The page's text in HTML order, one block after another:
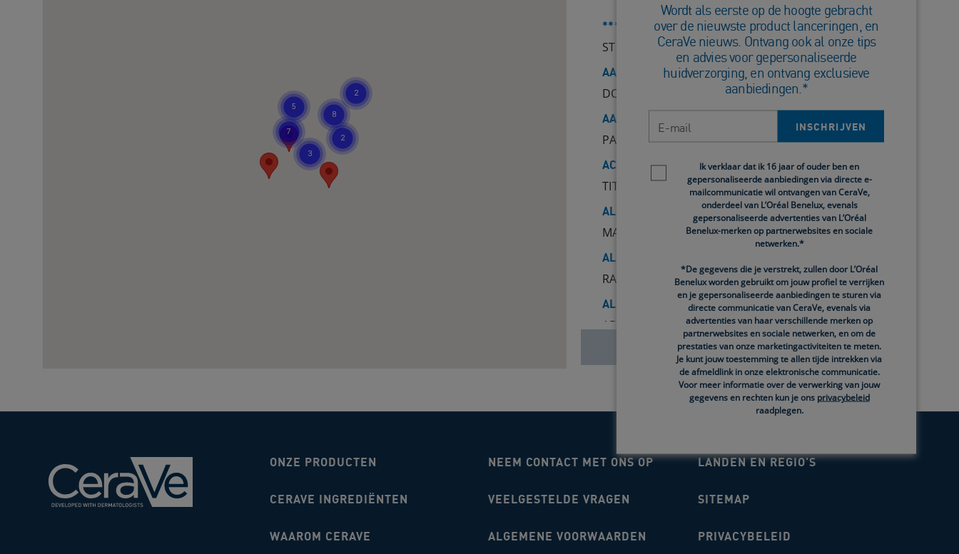
***REYNAERT NOBEL APOTHEEK
STEENSTRAAT 7, Hulst, 4561 AR, NL
AA-LANDEN, APOTHEEK
DOBBE 63, ZWOLLE, 8032 JX, NL
AAN ZEE, APOTHEEK
PARALLELBOULEVARD 214 A, Noordwijk, 2202 HT, NL
ACACIA APOTHEEK
TITUS BRANDSMAHOF 2, Almelo, 7606 SB, NL
ALBERS APOTHEEK
MARKT 35, den bosch, 5211 JW, NL
ALPHEGA ABCOUDE APOTHEEK
RAADHUISPLEIN 6, ABCOUDE, 1391 CV, NL
ALPHEGA ADMIRAAL APOTHEEK
ADMIRAALSPLEIN 15, Dordrecht, 3317 BA, NL
ALPHEGA APOTHEEK BEURSPLEIN
BEURSPLEIN 9, Dronten, 8253 EA, NL
ALPHEGA APOTHEEK BIDDINGHUIZEN
CULTUURSINGEL 2, Biddinghuizen, 8256 AM, NL
OUVERTURE 97, EINDHOVEN, 5629 PS, NL
ALPHEGA APOTHEEK DE SCHANS
1 of 38 NEXT
Wordt als eerste op de hoogte gebracht
over de nieuwste product lanceringen, en
CeraVe nieuws. Ontvang ook al onze tips
en advies voor gepersonaliseerde
huidverzorging, en ontvang exclusieve
aanbiedingen.*
INSCHRIJVEN
Newsletter policyIk verklaar dat ik 16 jaar of ouder ben en
gepersonaliseerde aanbiedingen via directe e-
mailcommunicatie wil ontvangen van CeraVe,
onderdeel van L’Oréal Benelux, evenals
gepersonaliseerde advertenties van L’Oréal
Benelux-merken op partnerwebsites en sociale
netwerken.*
*De gegevens die je verstrekt, zullen door L’Oréal
Benelux worden gebruikt om jouw profiel te verrijken
en je gepersonaliseerde aanbiedingen te sturen via
directe communicatie van CeraVe, evenals via
advertenties van haar verschillende merken op
partnerwebsites en sociale netwerken, en om de
prestaties van onze marketingactiviteiten te meten.
Je kunt jouw toestemming te allen tijde intrekken via
de afmeldlink in onze elektronische communicatie.
Voor meer informatie over de verwerking van jouw
gegevens en rechten kun je ons privacybeleid
raadplegen.
ONZE PRODUCTEN
CERAVE INGREDIËNTEN
WAAROM CERAVE
NEEM CONTACT MET ONS OP LANDEN EN REGIO'S
VEELGESTELDE VRAGEN SITEMAP
ALGEMENE VOORWAARDEN PRIVACYBELEID